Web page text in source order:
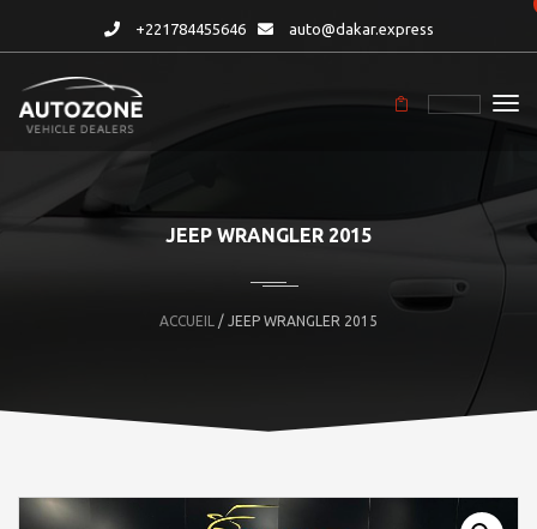
+221784455646 auto@dakar.express
JEEP WRANGLER 2015
ACCUEIL / JEEP WRANGLER 2015